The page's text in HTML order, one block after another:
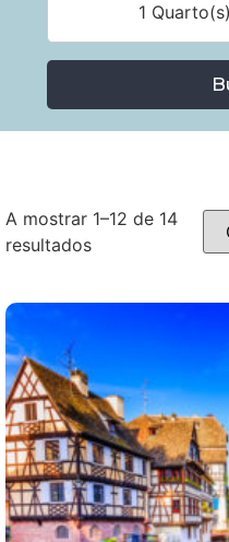
1
A mostrar 1–12 de 14
resultados